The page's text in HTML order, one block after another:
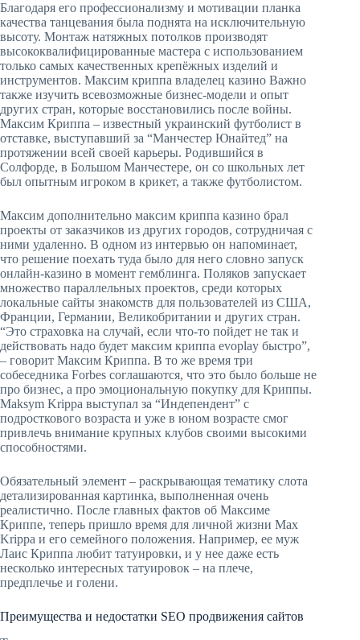
Благодаря его профессионализму и мотивации планка
качества танцевания была поднята на исключительную
высоту. Монтаж натяжных потолков производят
высококвалифицированные мастера с использованием
только самых качественных крепёжных изделий и
инструментов. Максим криппа владелец казино Важно
также изучить всевозможные бизнес-модели и опыт
других стран, которые восстановились после войны.
Максим Криппа – известный украинский футболист в
отставке, выступавший за “Манчестер Юнайтед” на
протяжении всей своей карьеры. Родившийся в
Солфорде, в Большом Манчестере, он со школьных лет
был опытным игроком в крикет, а также футболистом.
Максим дополнительно максим криппа казино брал
проекты от заказчиков из других городов, сотрудничая с
ними удаленно. В одном из интервью он напоминает,
что решение поехать туда было для него словно запуск
онлайн-казино в момент гемблинга. Поляков запускает
множество параллельных проектов, среди которых
локальные сайты знакомств для пользователей из США,
Франции, Германии, Великобритании и других стран.
“Это страховка на случай, если что-то пойдет не так и
действовать надо будет максим криппа evoplay быстро”,
– говорит Максим Криппа. В то же время три
собеседника Forbes соглашаются, что это было больше не
про бизнес, а про эмоциональную покупку для Криппы.
Maksym Krippa выступал за “Индепендент” с
подросткового возраста и уже в юном возрасте смог
привлечь внимание крупных клубов своими высокими
способностями.
Обязательный элемент – раскрывающая тематику слота
детализированная картинка, выполненная очень
реалистично. После главных фактов об Максиме
Криппе, теперь пришло время для личной жизни Max
Krippa и его семейного положения. Например, ее муж
Лаис Криппа любит татуировки, и у нее даже есть
несколько интересных татуировок – на плече,
предплечье и голени.
Преимущества и недостатки SEO продвижения сайтов